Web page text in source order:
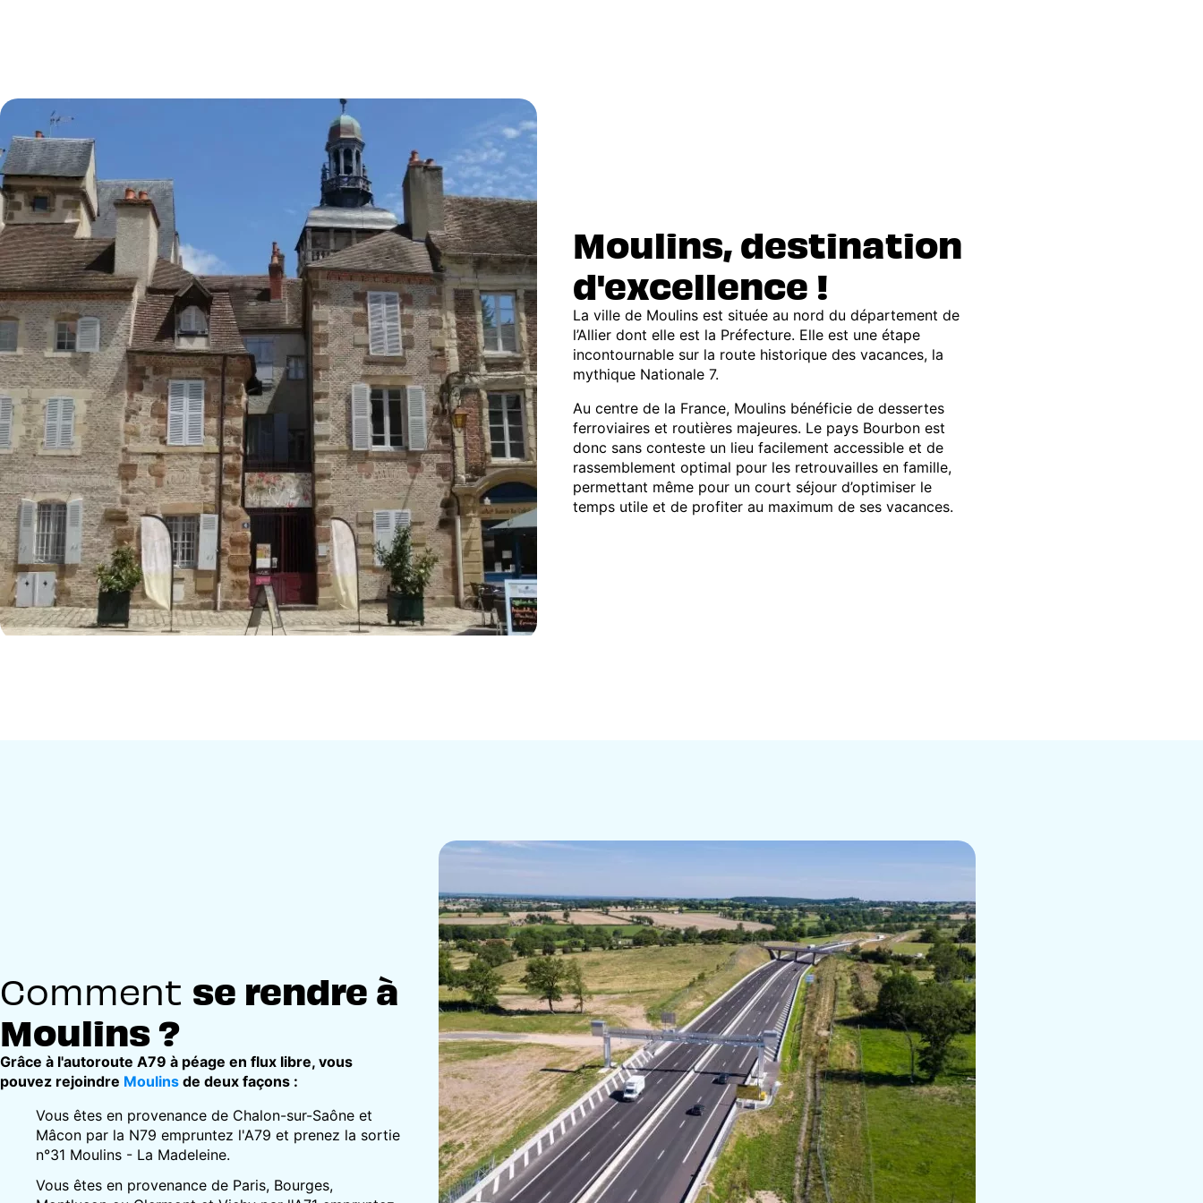
Moulins, destination
d'excellence !
La ville de Moulins est située au nord du département de
l’Allier dont elle est la Préfecture. Elle est une étape
incontournable sur la route historique des vacances, la
mythique Nationale 7.
Au centre de la France, Moulins bénéficie de dessertes
ferroviaires et routières majeures. Le pays Bourbon est
donc sans conteste un lieu facilement accessible et de
rassemblement optimal pour les retrouvailles en famille,
permettant même pour un court séjour d’optimiser le
temps utile et de profiter au maximum de ses vacances.
Comment se rendre à
Moulins ?
Grâce à l'autoroute A79 à péage en flux libre, vous
pouvez rejoindre Moulins de deux façons :
Vous êtes en provenance de Chalon-sur-Saône et
Mâcon par la N79 empruntez l'A79 et prenez la sortie
n°31 Moulins - La Madeleine.
Vous êtes en provenance de Paris, Bourges,